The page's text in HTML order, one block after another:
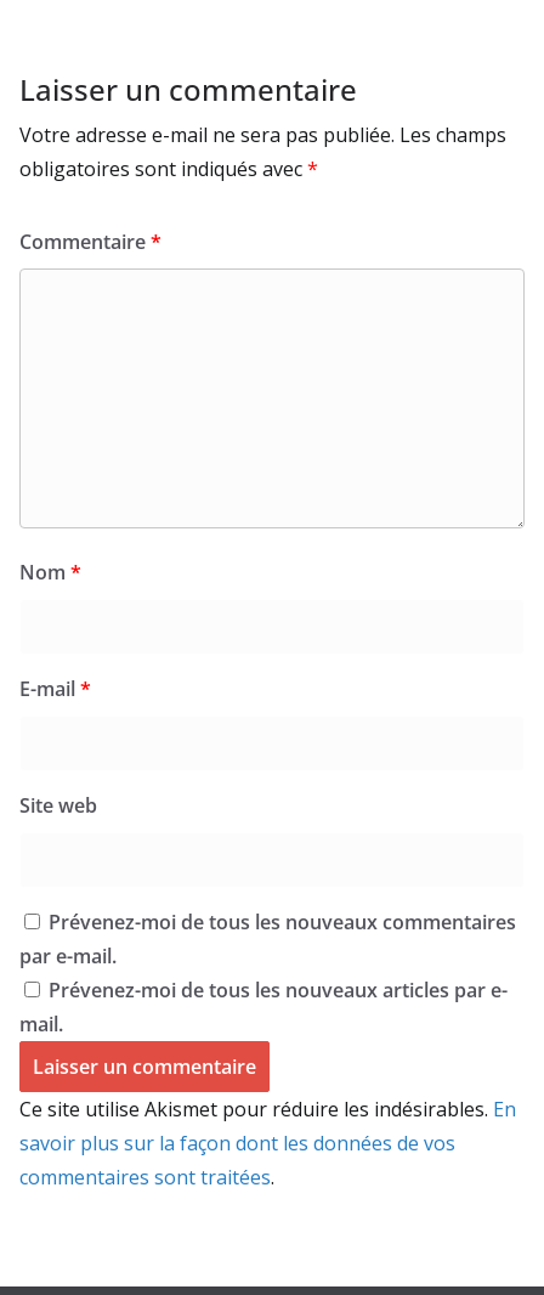
Laisser un commentaire
Votre adresse e-mail ne sera pas publiée. Les champs
obligatoires sont indiqués avec*
Commentaire*
Nom *
E-mail*
Site web
Prévenez-moi de tous les nouveaux commentaires
par e-mail.
Prévenez-moi de tous les nouveaux articles par e-
mail.
Ce site utilise Akismet pour réduire les indésirables. En
savoir plus sur la façon dont les données de vos
commentaires sont traitées.